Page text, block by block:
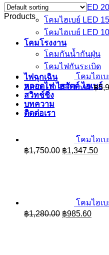
โคมไฮเบย์ LED
โคมไฮเบย์ LED
โคมไฮเบย์ LED
โคมโรงงาน
โคมกันน้ำกันฝุ่น
โคมไฟกันระเบิด
ไฟฉุกเฉิน
หลอดไฟ ไฮวัตต์ ไฮเบย์
สวิทช์ชิ่ง
บทความ
ติดต่อเรา
Products
โคมไฮเ
APOLLO 190 Im/W ฿
โคมไฮเ
฿1,750.00 Original
฿1,347.50
โคมไฮเ
฿1,280.00 Original
฿985.60